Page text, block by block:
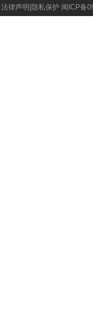
法律声明 隐私保护 闽ICP备